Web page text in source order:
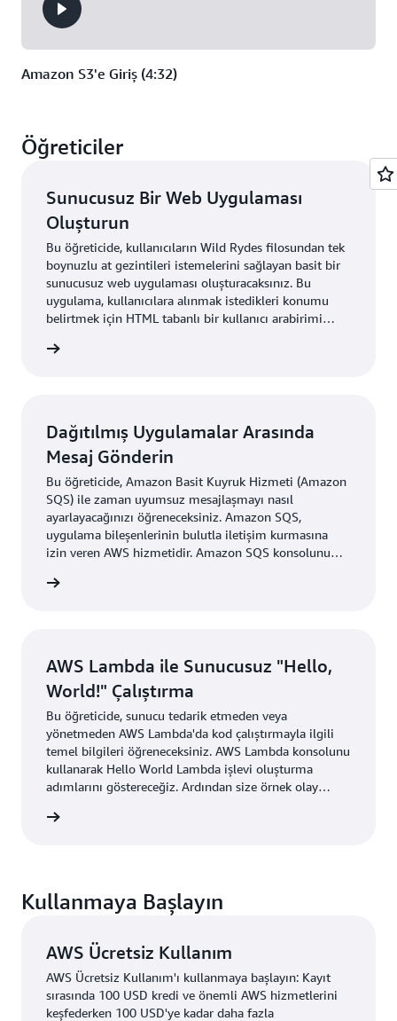
Amazon S3'e Giriş (4:32)
Öğreticiler
Sunucusuz Bir Web Uygulaması
Oluşturun
Bu öğreticide, kullanıcıların Wild Rydes filosundan tek
boynuzlu at gezintileri istemelerini sağlayan basit bir
sunucusuz web uygulaması oluşturacaksınız. Bu
uygulama, kullanıcılara alınmak istedikleri konumu
belirtmek için HTML tabanlı bir kullanıcı arabirimi
boynuzlu atı göndermek için RESTful web hizmeti ile
sağlayacaktır.
Dağıtılmış Uygulamalar Arasında
Mesaj Gönderin
Bu öğreticide, Amazon Basit Kuyruk Hizmeti (Amazon
SQS) ile zaman uyumsuz mesajlaşmayı nasıl
ayarlayacağınızı öğreneceksiniz. Amazon SQS,
uygulama bileşenlerinin bulutla iletişim kurmasına
izin veren AWS hizmetidir. Amazon SQS konsolunu
göndermek, o mesajı almak ve silmek ve ardından
AWS Lambda ile Sunucusuz "Hello,
World!" Çalıştırma
Bu öğreticide, sunucu tedarik etmeden veya
yönetmeden AWS Lambda'da kod çalıştırmayla ilgili
temel bilgileri öğreneceksiniz. AWS Lambda konsolunu
kullanarak Hello World Lambda işlevi oluşturma
adımlarını göstereceğiz. Ardından size örnek olay
çağırmayı ve çıktı ölçümlerinizi incelemeyi
Kullanmaya Başlayın
AWS Ücretsiz Kullanım
AWS Ücretsiz Kullanım'ı kullanmaya başlayın: Kayıt
sırasında 100 USD kredi ve önemli AWS hizmetlerini
keşfederken 100 USD'ye kadar daha fazla